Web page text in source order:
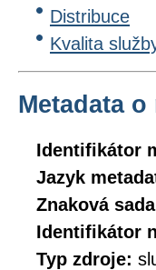
Distribuce
Kvalita
Metadata o
Identifikátor
Jazyk
Znaková
Identifikátor
Typ zdroje: